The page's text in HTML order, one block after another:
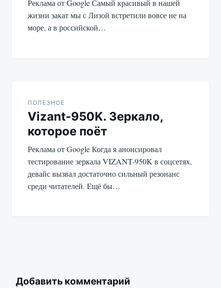
Реклама от Google Самый красивый в нашей
жизни закат мы с Лизой встретили вовсе не на
море, а в российской…
ПОЛЕЗНОЕ
Vizant-950K. Зеркало,
которое поёт
Реклама от Google Когда я анонсировал
тестирование зеркала VIZANT-950K в соцсетях,
девайс вызвал достаточно сильный резонанс
среди читателей. Ещё бы…
Добавить комментарий